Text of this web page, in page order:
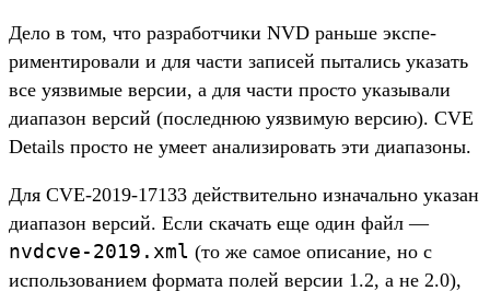
Де­ло в том, что раз­работ­чики NVD рань­ше экспе­
римен­тирова­ли и для час­ти записей пытались ука­зать
все уяз­вимые вер­сии, а для час­ти прос­то ука­зыва­ли
диапа­зон вер­сий (пос­леднюю уяз­вимую вер­сию). CVE
Details прос­то не уме­ет ана­лизи­ровать эти диапа­зоны.
Для CVE-2019-17133 дей­стви­тель­но изна­чаль­но ука­зан
диапа­зон вер­сий. Если ска­чать еще один файл —
nvdcve-2019. xml (то же самое опи­сание, но с
исполь­зовани­ем фор­мата полей вер­сии 1.2, а не 2.0),